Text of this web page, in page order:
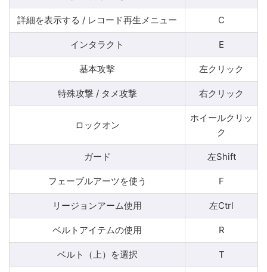
詳細を表示する / レコード再生メニュー C
インタラクト E
基本攻撃 左クリック
特殊攻撃 / タメ攻撃 右クリック
ロックオン
ホイールクリッ
ク
ガード 左Shift
フェーブルアーツを使う F
リージョンアーム使用 左Ctrl
ベルトアイテムの使用 R
ベルト（上）を選択 T